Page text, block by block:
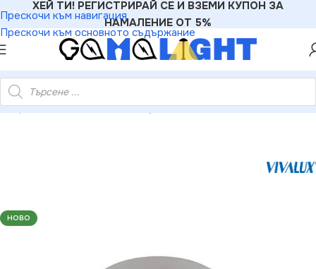
Прескочи към навигация
Прескочи към основното съдържание
ХЕЙ ТИ! РЕГИСТРИРАЙ СЕ И ВЗЕМИ КУПОН ЗА
НАМАЛЕНИЕ ОТ 5%
»Луни»Vivalux VIV004041 Луна за вграждане ORLI SL511 бял
НОВО